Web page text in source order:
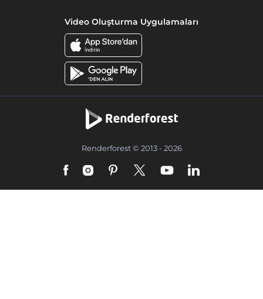
Video Oluşturma Uygulamaları
Renderforest © 2013 - 2026